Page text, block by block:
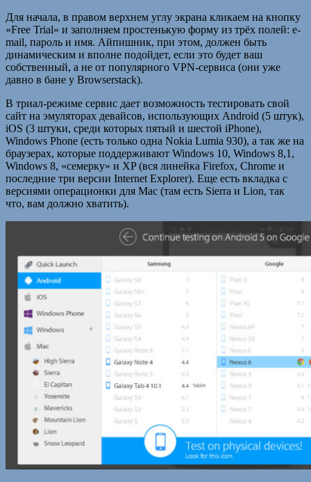
Для начала, в правом верхнем углу экрана кликаем на кнопку
«Free Trial» и заполняем простенькую форму из трёх полей: e-
mail, пароль и имя. Айпишник, при этом, должен быть
динамическим и вполне подойдет, если это будет ваш
собственный, а не от популярного VPN-сервиса (они уже
давно в бане у Browserstack).
В триал-режиме сервис дает возможность тестировать свой
сайт на эмуляторах девайсов, использующих Android (5 штук),
iOS (3 штуки, среди которых пятый и шестой iPhone),
Windows Phone (есть только одна Nokia Lumia 930), а так же на
браузерах, которые поддерживают Windows 10, Windows 8,1,
Windows 8, «семерку» и XP (вся линейка Firefox, Chrome и
последние три версии Internet Explorer). Еще есть вкладка с
версиями операционки для Mac (там есть Sierra и Lion, так
что, вам должно хватить).